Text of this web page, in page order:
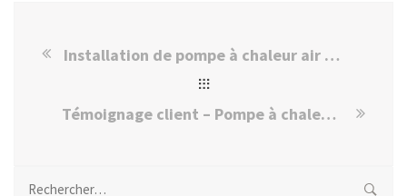
Installation de pompe à chaleur air Daikin multisplit à Joinville Lepont
Témoignage client – Pompe à chaleur Daikin installée à Maisons-Alfort
Rechercher :